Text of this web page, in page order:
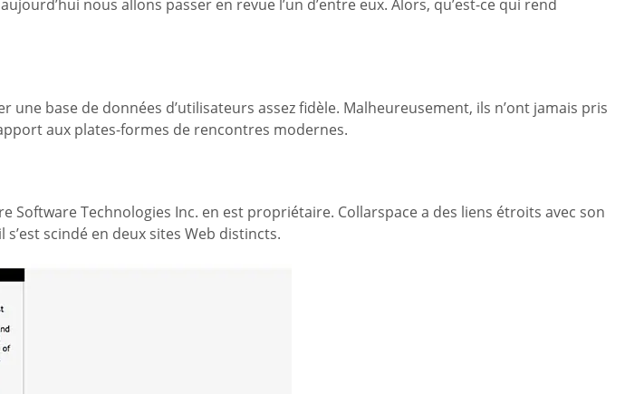
nous allons passer en revue l’un d’entre eux. Alors, qu’est-ce qui rend
base de données d’utilisateurs assez fidèle. Malheureusement, ils n’ont jamais pris
aux plates-formes de rencontres modernes.
Software Technologies Inc. en est propriétaire. Collarspace a des liens étroits avec son
scindé en deux sites Web distincts.